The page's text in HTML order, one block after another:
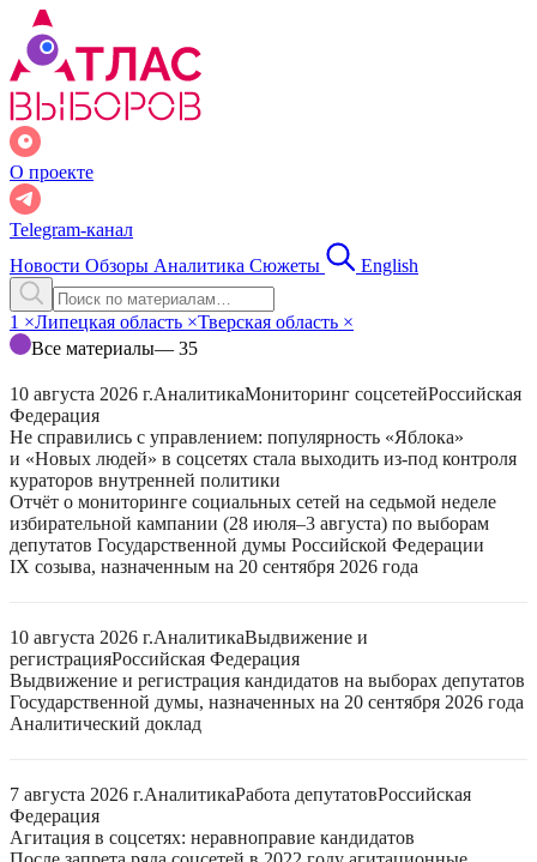
О проекте
Telegram-канал
Новости Обзоры Аналитика Сюжеты English
1 ×Липецкая область ×Тверская область ×
Все материалы— 35
10 августа 2026 г.АналитикаМониторинг соцсетейРоссийская
Федерация
Не справились с управлением: популярность «Яблока»
и «Новых людей» в соцсетях стала выходить из-под контроля
кураторов внутренней политики
Отчёт о мониторинге социальных сетей на седьмой неделе
избирательной кампании (28 июля–3 августа) по выборам
депутатов Государственной думы Российской Федерации
IX созыва, назначенным на 20 сентября 2026 года
10 августа 2026 г.АналитикаВыдвижение и
регистрацияРоссийская Федерация
Выдвижение и регистрация кандидатов на выборах депутатов
Государственной думы, назначенных на 20 сентября 2026 года
Аналитический доклад
7 августа 2026 г.АналитикаРабота депутатовРоссийская
Федерация
Агитация в соцсетях: неравноправие кандидатов